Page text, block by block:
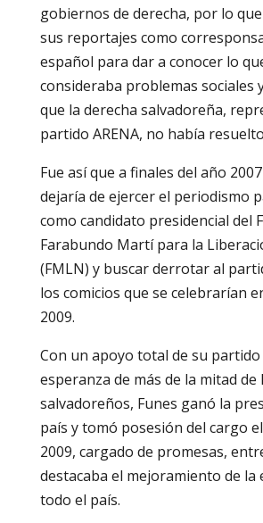
gobiernos de derecha, por lo
sus reportajes como
español para dar a conocer lo
consideraba problemas sociales
que la derecha salvadoreña,
partido ARENA, no había
Fue así que a finales del año
dejaría de ejercer el periodismo
como candidato presidencial del
Farabundo Martí para la
(FMLN) y buscar derrotar al
los comicios que se celebrarían
2009.
Con un apoyo total de su partido
esperanza de más de la mitad de
salvadoreños, Funes ganó la
país y tomó posesión del cargo
2009, cargado de promesas,
destacaba el mejoramiento de la
todo el país.